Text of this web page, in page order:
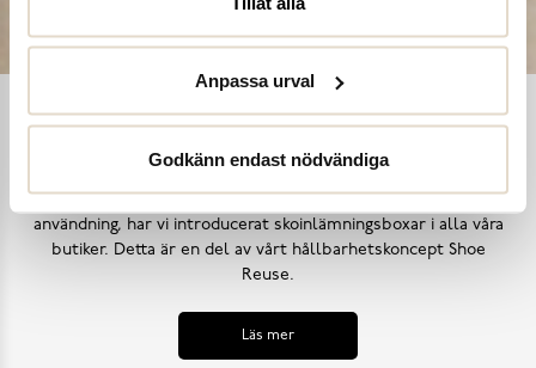
Anpassa urval
Godkänn endast nödvändiga
Shoe Reuse
Utifrån målet att inga skor ska bli till avfall i ett för tidigt
skede, samt uppmana till ett mer hållbart synsätt på skors
användning, har vi introducerat skoinlämningsboxar i alla våra
butiker. Detta är en del av vårt hållbarhetskoncept Shoe
Reuse.
Läs mer